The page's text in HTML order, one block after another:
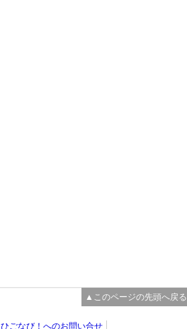
▲このページの先頭へ戻る
ひごなび！へのお問い合せ